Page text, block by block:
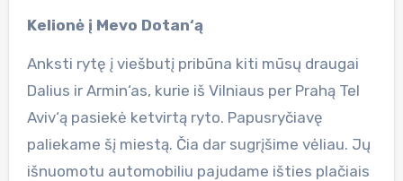
Kelionė į Mevo Dotan‘ą
Anksti rytę į viešbutį pribūna kiti mūsų draugai
Dalius ir Armin‘as, kurie iš Vilniaus per Prahą Tel
Aviv‘ą pasiekė ketvirtą ryto. Papusryčiavę
paliekame šį miestą. Čia dar sugrįšime vėliau. Jų
išnuomotu automobiliu pajudame išties plačiais